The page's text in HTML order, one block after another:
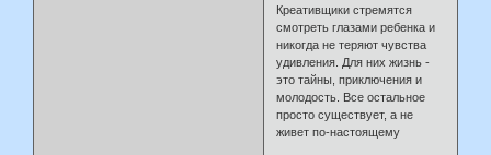
Креативщики стремятся
смотреть глазами ребенка и
никогда не теряют чувства
удивления. Для них жизнь -
это тайны, приключения и
молодость. Все остальное
просто существует, а не
живет по-настоящему